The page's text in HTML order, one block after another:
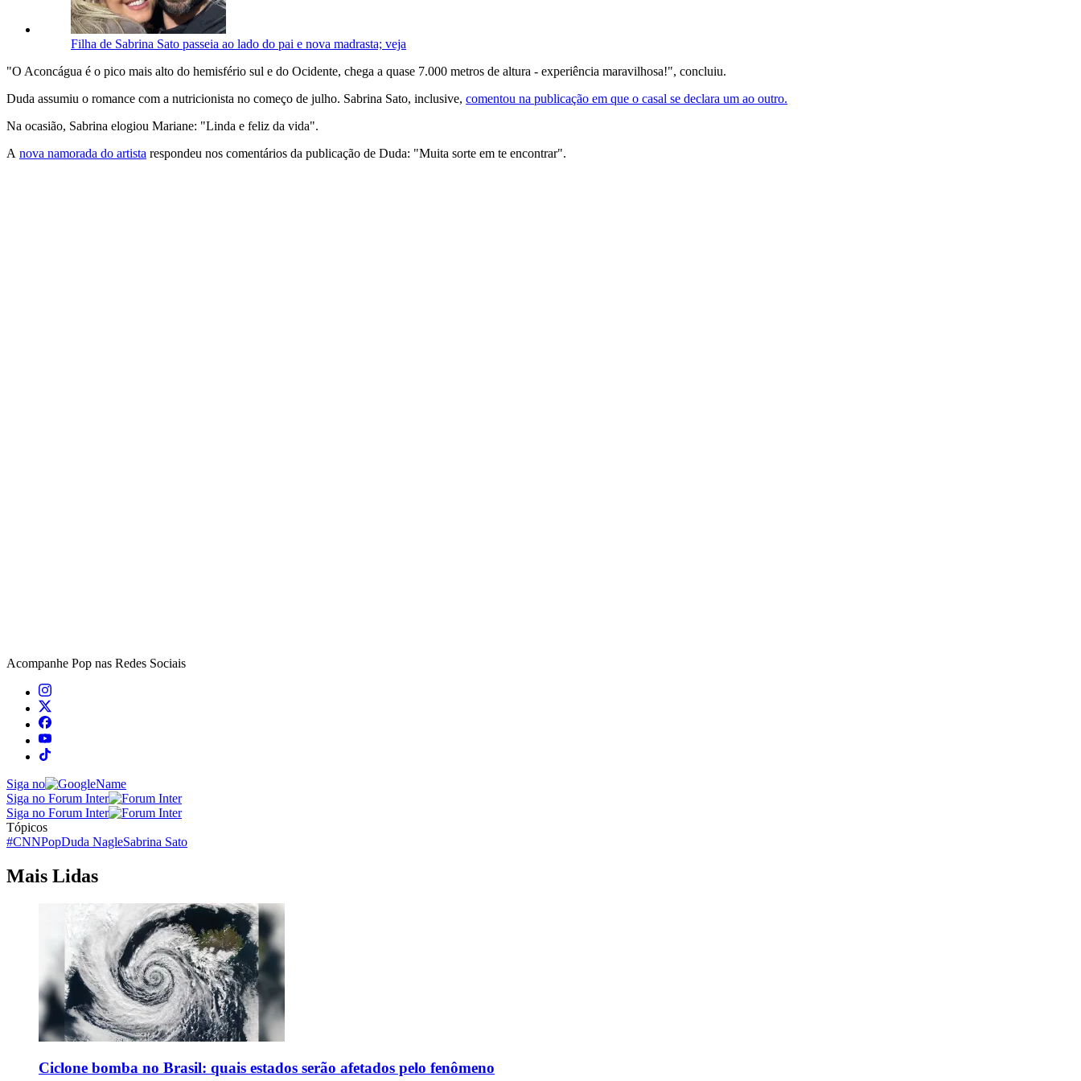
Filha de Sabrina Sato passeia ao lado do pai e nova madrasta; veja
"O Aconcágua é o pico mais alto do hemisfério sul e do Ocidente, chega a quase 7.000 metros de altura - experiência maravilhosa!", concluiu.
Duda assumiu o romance com a nutricionista no começo de julho. Sabrina Sato, inclusive, comentou na publicação em que o casal se declara um ao outro.
Na ocasião, Sabrina elogiou Mariane: "Linda e feliz da vida".
A nova namorada do artista respondeu nos comentários da publicação de Duda: "Muita sorte em te encontrar".
Acompanhe Pop nas Redes Sociais
Siga no
Siga no Forum Inter
Siga no Forum Inter
Tópicos
#CNNPopDuda NagleSabrina Sato
Mais Lidas
Ciclone bomba no Brasil: quais estados serão afetados pelo fenômeno